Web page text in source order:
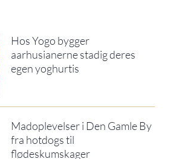
Hos Yogo bygger
aarhusianerne stadig deres
egen yoghurtis
Madoplevelser i Den Gamle By
fra hotdogs til
flødeskumskager